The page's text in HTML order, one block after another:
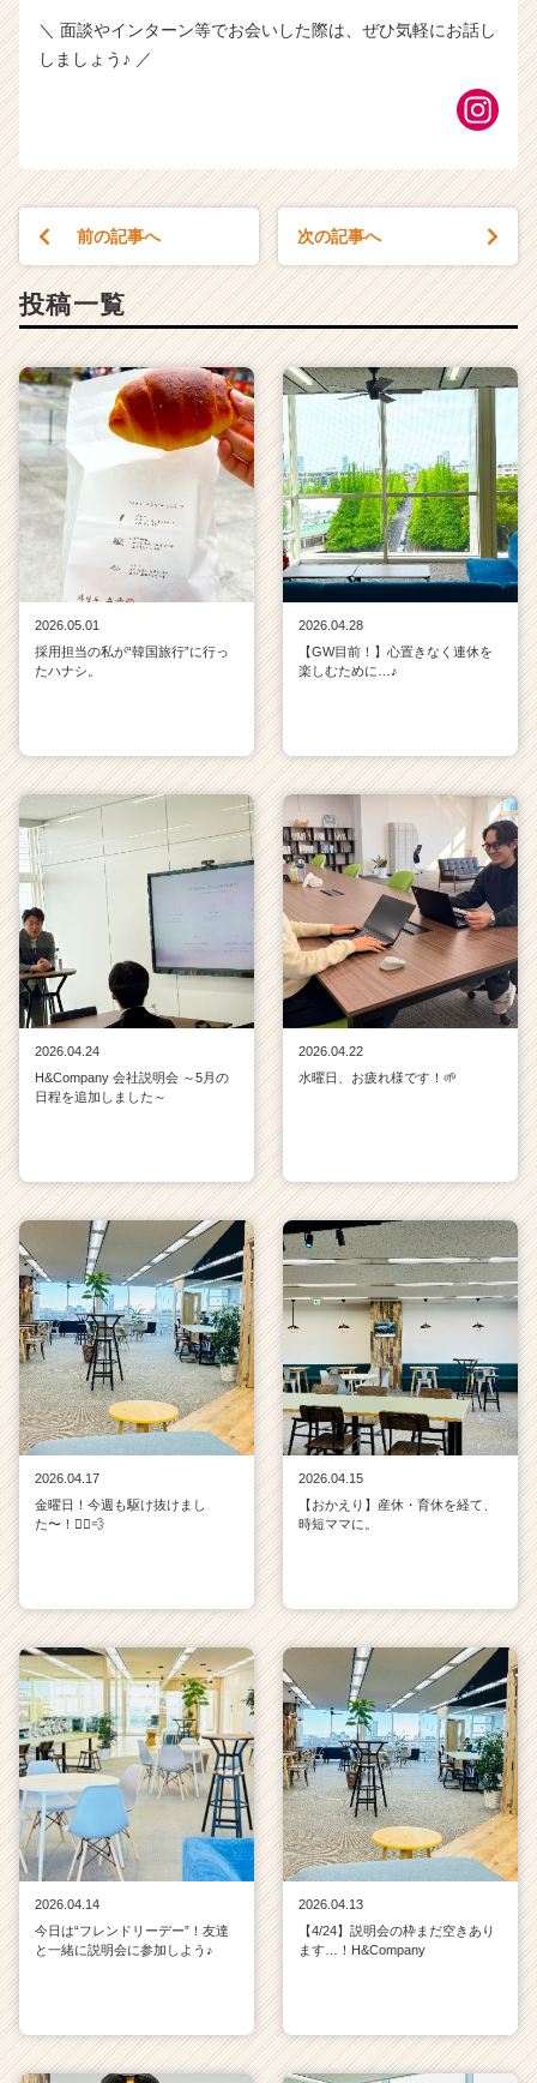
＼ 面談やインターン等でお会いした際は、ぜひ気軽にお話し
しましょう♪ ／
前の記事へ 次の記事へ
投稿一覧
2026.05.01
採用担当の私が“韓国旅行”に行っ
たハナシ。
2026.04.28
【GW目前！】心置きなく連休を
楽しむために…♪
2026.04.24
H&Company 会社説明会 ～5月の
日程を追加しました～
2026.04.22
水曜日、お疲れ様です！🌱
2026.04.17
金曜日！今週も駆け抜けまし
た〜！🏃‍♀️💨
2026.04.15
【おかえり】産休・育休を経て、
時短ママに。
2026.04.14
今日は“フレンドリーデー”！友達
と一緒に説明会に参加しよう♪
2026.04.13
【4/24】説明会の枠まだ空きあり
ます…！H&Company